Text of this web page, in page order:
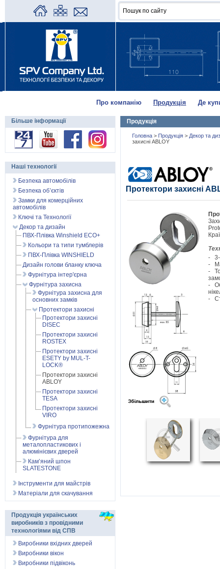
Про компанію Продукція Де
Продукція
Головна > Продукція > Декор та
захисні ABLOY
Протектори захисні
- 3-
-
-
-
-
Більше інформації
Наші технології
Безпека автомобілів
Безпека об’єктів
Замки для комерційних
автомобілів
Ключі та Технології
Декор та дизайн
ПВХ-Плівка Winshield ECO+
Кольори та типи тумблерів
ПВХ-Плівка WINSHIELD
Дизайн голови бланку ключа
Фурнітура інтер'єрна
Фурнітура захисна
Фурнітура захисна для
основних замків
Протектори захисні
Протектори захисні
DISEC
Протектори захисні
ROSTEX
Протектори захисні
ESETY by MUL-T-
LOCK®
Протектори захисні
ABLOY
Протектори захисні
TESA
Протектори захисні
VIRO
Фурнітура протипожежна
Фурнітура для
металопластикових і
алюмінієвих дверей
Кам’яний шпон
SLATESTONE
Інструменти для майстрів
Матеріали для скачування
Продукція українських
виробників з провідними
технологіями від СПВ
Виробники вхідних дверей
Виробники вікон
Виробники підвіконь